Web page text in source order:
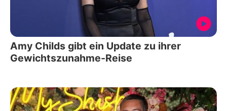
Amy Childs gibt ein Update zu ihrer
Gewichtszunahme-Reise